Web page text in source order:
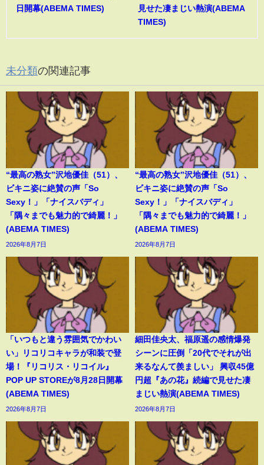
日開幕(ABEMA TIMES)
見せた凄まじい熱演(ABEMA
TIMES)
未分類の関連記事
“最高の熟女”沢地優佳（51）、
ビキニ姿に絶賛の声「So
Sexy！」「ナイスバディ」
「隅々までも魅力的で綺麗！」
(ABEMA TIMES)
2026年8月7日
“最高の熟女”沢地優佳（51）、
ビキニ姿に絶賛の声「So
Sexy！」「ナイスバディ」
「隅々までも魅力的で綺麗！」
(ABEMA TIMES)
2026年8月7日
「いつもと違う雰囲気でかわい
い」リコリコキャラが和装で登
場！『リコリス・リコイル』
POP UP STOREが8月28日開幕
(ABEMA TIMES)
2026年8月7日
細田佳央太、福原遥の感情爆発
シーンに圧倒「20代でそれが出
来るなんて羨ましい」 興収45億
円超『あの花』続編で見せた凄
まじい熱演(ABEMA TIMES)
2026年8月7日